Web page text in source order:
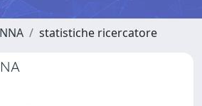
statistiche ricercatore